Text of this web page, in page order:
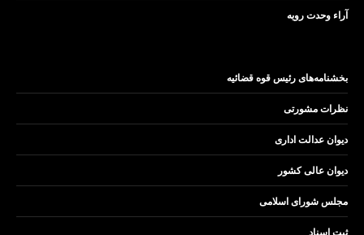
آراء وحدت رویه
بخشنامه‌های رئیس قوه قضائیه
نظرات مشورتی
دیوان عدالت اداری
دیوان عالی کشور
مجلس شورای اسلامی
ثبت اسناد